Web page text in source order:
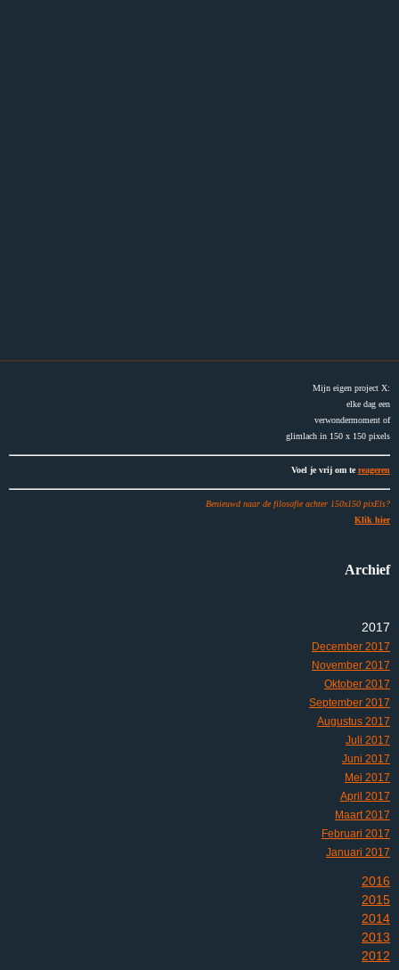
Mijn eigen project X:
elke dag een
verwondermoment of
glimlach in 150 x 150 pixels
Voel je vrij om te reageren
Benieuwd naar de filosofie achter 150x150 pixEls?
Klik hier
Archief
2017
December 2017
November 2017
Oktober 2017
September 2017
Augustus 2017
Juli 2017
Juni 2017
Mei 2017
April 2017
Maart 2017
Februari 2017
Januari 2017
2016
2015
2014
2013
2012